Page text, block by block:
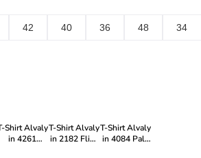
42 40 36 48 34
Shirt Alvaly
in 4261
T-Shirt Alvaly
in 2182 Flint
T-Shirt Alvaly
in 4084 Pale